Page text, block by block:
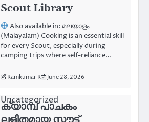
Scout Library
Also available in: മലയാളം
(Malayalam) Cooking is an essential skill
for every Scout, especially during
camping trips where self-reliance…
Ramkumar R June 28, 2026
Uncategorized
ക്യാമ്പ് പാചകം –